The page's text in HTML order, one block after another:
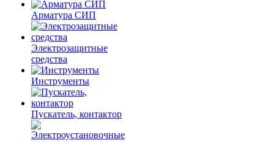
Арматура СИП
Электрозащитные
средства
Инструменты
Пускатель, контактор